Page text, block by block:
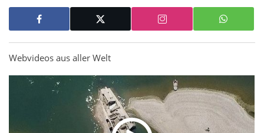
Webvideos aus aller Welt